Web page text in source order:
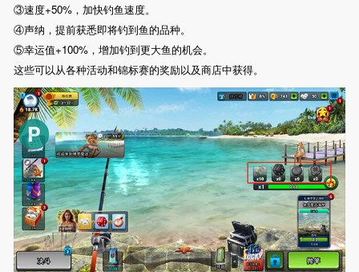
③速度+50%，加快钓鱼速度。
④声纳，提前获悉即将钓到鱼的品种。
⑤幸运值+100%，增加钓到更大鱼的机会。
这些可以从各种活动和锦标赛的奖励以及商店中获得。